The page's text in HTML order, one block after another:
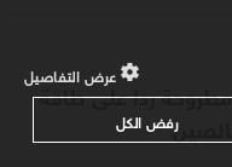
ردا على طاقة
عرض التفاصيل
رفض الكل